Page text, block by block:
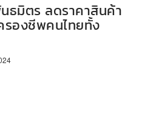
ธมิตร ลดราคาสินค้า
รองชีพคนไทยทั้ง